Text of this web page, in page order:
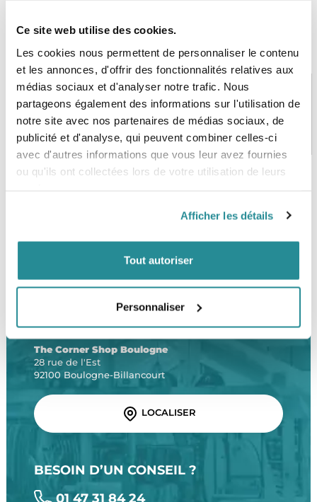
Ce site web utilise des cookies.
Les cookies nous permettent de personnaliser le contenu
et les annonces, d'offrir des fonctionnalités relatives aux
médias sociaux et d'analyser notre trafic. Nous
partageons également des informations sur l'utilisation de
notre site avec nos partenaires de médias sociaux, de
publicité et d'analyse, qui peuvent combiner celles-ci
avec d'autres informations que vous leur avez fournies
ou qu'ils ont collectées lors de votre utilisation de leurs
Afficher les détails
Tout autoriser
Personnaliser
PAIEMENT SÉCURISÉ
CB, VISA, Mastercard, ALMA
STOCK EN TEMPS RÉEL
Plus de 5000 produits en stock
À partir de 99€ d’achat*
LE SHOP
The Corner Shop Boulogne
28 rue de l'Est
92100 Boulogne-Billancourt
LOCALISER
BESOIN D’UN CONSEIL ?
01 47 31 84 24